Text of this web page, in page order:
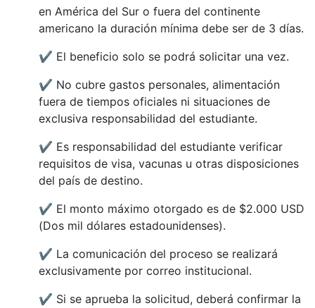
en América del Sur o fuera del continente
americano la duración mínima debe ser de 3 días.
✔ El beneficio solo se podrá solicitar una vez.
✔ No cubre gastos personales, alimentación
fuera de tiempos oficiales ni situaciones de
exclusiva responsabilidad del estudiante.
✔ Es responsabilidad del estudiante verificar
requisitos de visa, vacunas u otras disposiciones
del país de destino.
✔ El monto máximo otorgado es de $2.000 USD
(Dos mil dólares estadounidenses).
✔ La comunicación del proceso se realizará
exclusivamente por correo institucional.
✔ Si se aprueba la solicitud, deberá confirmar la